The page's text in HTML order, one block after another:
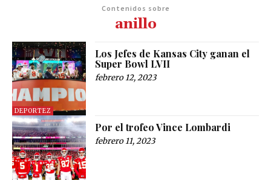
Contenidos sobre
anillo
DEPORTEZ
Los Jefes de Kansas City ganan el
Super Bowl LVII
febrero 12, 2023
Por el trofeo Vince Lombardi
febrero 11, 2023